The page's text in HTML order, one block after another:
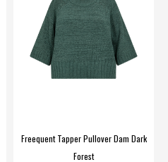
Freequent Tapper Pullover Dam Dark
Forest